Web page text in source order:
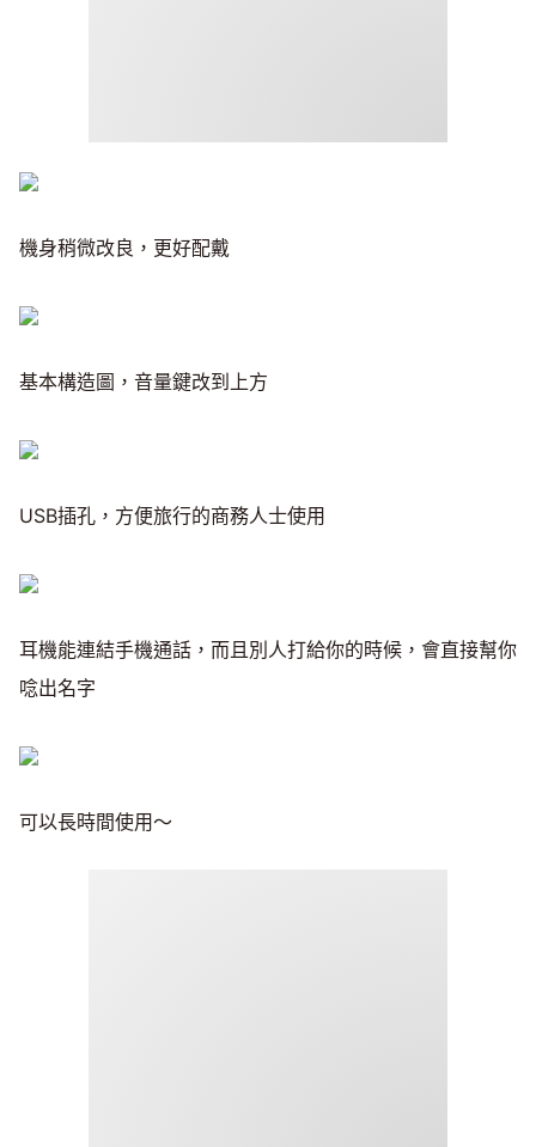
機身稍微改良，更好配戴
基本構造圖，音量鍵改到上方
USB插孔，方便旅行的商務人士使用
耳機能連結手機通話，而且別人打給你的時候，會直接幫你
唸出名字
可以長時間使用～